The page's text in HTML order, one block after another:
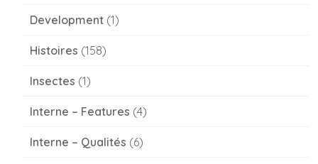
Development (1)
Histoires (158)
Insectes (1)
Interne – Features (4)
Interne – Qualités (6)